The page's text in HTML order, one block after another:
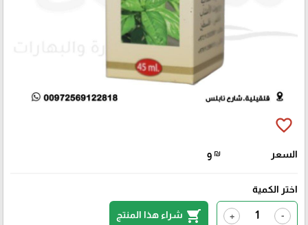
favorite_border
السعر 9 ₪
اختر الكمية
-
+
shopping_cart شراء هذا المنتج